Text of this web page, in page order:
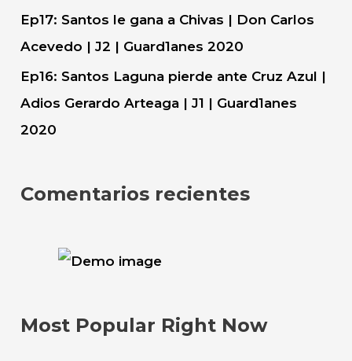
Ep17: Santos le gana a Chivas | Don Carlos
Acevedo | J2 | Guard1anes 2020
Ep16: Santos Laguna pierde ante Cruz Azul |
Adios Gerardo Arteaga | J1 | Guard1anes
2020
Comentarios recientes
Most Popular Right Now